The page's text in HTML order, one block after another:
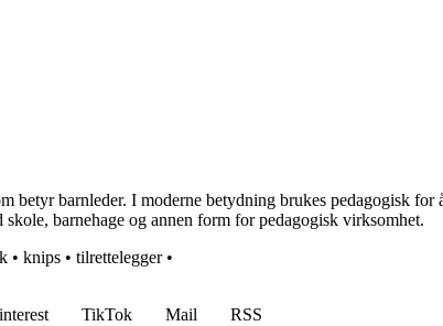
betyr barnleder. I moderne betydning brukes pedagogisk
barnehage og annen form for pedagogisk virksomhet.
• knips • tilrettelegger•
TikTok Mail
RSS